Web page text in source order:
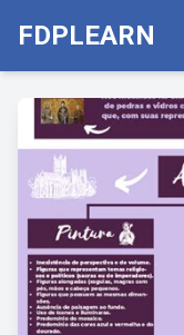
FDPLEARN